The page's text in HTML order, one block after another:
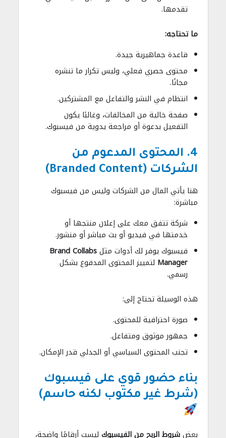
تقدمها.
ما تحتاجه:
قاعدة جماهيرية جيدة.
محتوى حصري فعلي، وليس تكرار ما تنشره
مجانًا.
انتظام في النشر والتفاعل مع المشتركين.
صفحة خالية من المخالفات، وغالبًا يكون
التفعيل بدعوة أو مراجعة يدوية من فيسبوك.
4. المحتوى المدعوم من
الشركات (Branded Content)
هنا يأتي المال من الشركات وليس من فيسبوك
مباشرة:
شركة تتفق معك على إعلان منتجها أو
خدمتها في فيديو أو بث مباشر أو منشور.
فيسبوك يوفر لك أدوات مثلBrand Collabs
Manager لتمييز المحتوى المدفوع بشكل
رسمي.
هذه الوسيلة تحتاج إلى:
صورة احترافية للمحتوى.
جمهور موثوق ومتفاعل.
تجنب المحتوى السياسي أو الجدلي قدر الإمكان.
بناء حضور قوي على فيسبوك
(شرط غير مكتوب لكنه حاسم)
بعضشروط الربح من الفيسبوك ليست أرقامًا واضحة،